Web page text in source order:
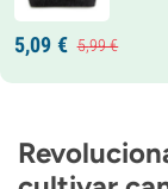
5,09 € 5,99€